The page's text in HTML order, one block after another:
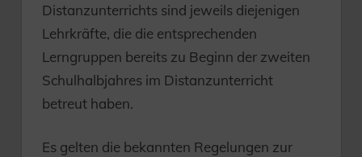
Distanzunterrichts sind jeweils diejenigen
Lehrkräfte, die die entsprechenden
Lerngruppen bereits zu Beginn der zweiten
Schulhalbjahres im Distanzunterricht
betreut haben.
Es gelten die bekannten Regelungen zur